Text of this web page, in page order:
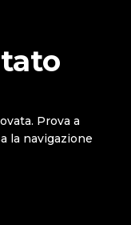
Prova a
la navigazione